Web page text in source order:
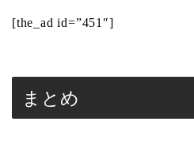
[the_ad id=”451″]
まとめ